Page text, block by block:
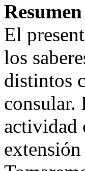
Resumen
El
los
distintos
consular.
actividad